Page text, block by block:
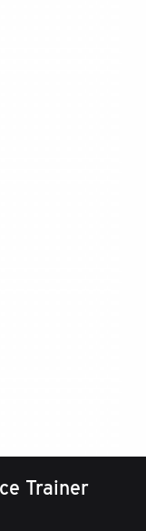
Trainer